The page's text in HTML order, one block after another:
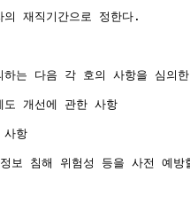
재직기간으로 정한다.
는 다음 각 호의 사항을 심의
개선에 관한 사항
항
침해 위험성 등을 사전 예방